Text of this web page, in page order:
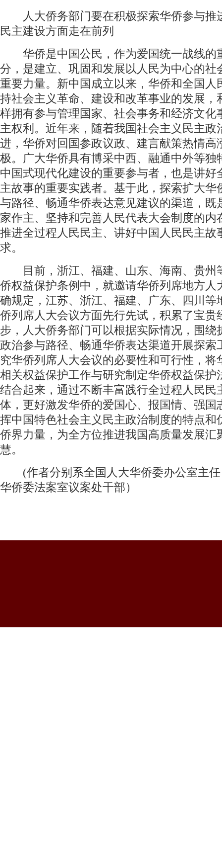
人大侨务部门要在积极探索华侨参与推
民主建设方面走在前列
华侨是中国公民，作为爱国统一战线的
分，是建立、巩固和发展以人民为中心的社
重要力量。新中国成立以来，华侨和全国人
持社会主义革命、建设和改革事业的发展，
样拥有参与管理国家、社会事务和经济文化
主权利。近年来，随着我国社会主义民主政
进，华侨对回国参政议政、建言献策热情高
极。广大华侨具有博采中西、融通中外等独
中国式现代化建设的重要参与者，也是讲好
主故事的重要实践者。基于此，探索扩大华
与路径、畅通华侨表达意见建议的渠道，既
家作主、坚持和完善人民代表大会制度的内
推进全过程人民民主、讲好中国人民民主故
求。
目前，浙江、福建、山东、海南、贵州
侨权益保护条例中，就邀请华侨列席地方人
确规定，江苏、浙江、福建、广东、四川等
侨列席人大会议方面先行先试，积累了宝贵
步，人大侨务部门可以根据实际情况，围绕
政治参与路径、畅通华侨表达渠道开展探索
究华侨列席人大会议的必要性和可行性，将
相关权益保护工作与研究制定华侨权益保护
结合起来，通过不断丰富践行全过程人民民
体，更好激发华侨的爱国心、报国情、强国
挥中国特色社会主义民主政治制度的特点和
侨界力量，为全方位推进我国高质量发展汇
慧。
(作者分别系全国人大华侨委办公室主任
华侨委法案室议案处干部）